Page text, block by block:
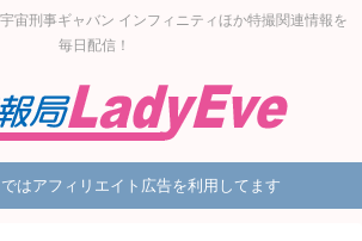
宙刑事ギャバン インフィニティほか特撮関連情報を
毎日配信！
はアフィリエイト広告を利用してます